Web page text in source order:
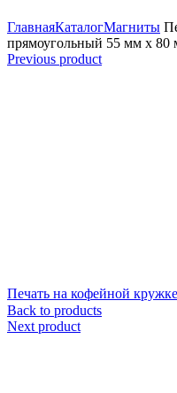
ГлавнаяКаталогМагниты
прямоугольный 55 мм х 80
Previous product
Печать на кофейной
Back to products
Next product